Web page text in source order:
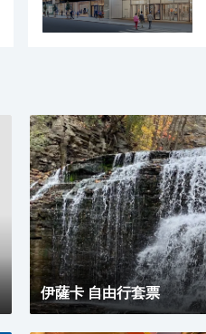
伊薩卡 自由行套票